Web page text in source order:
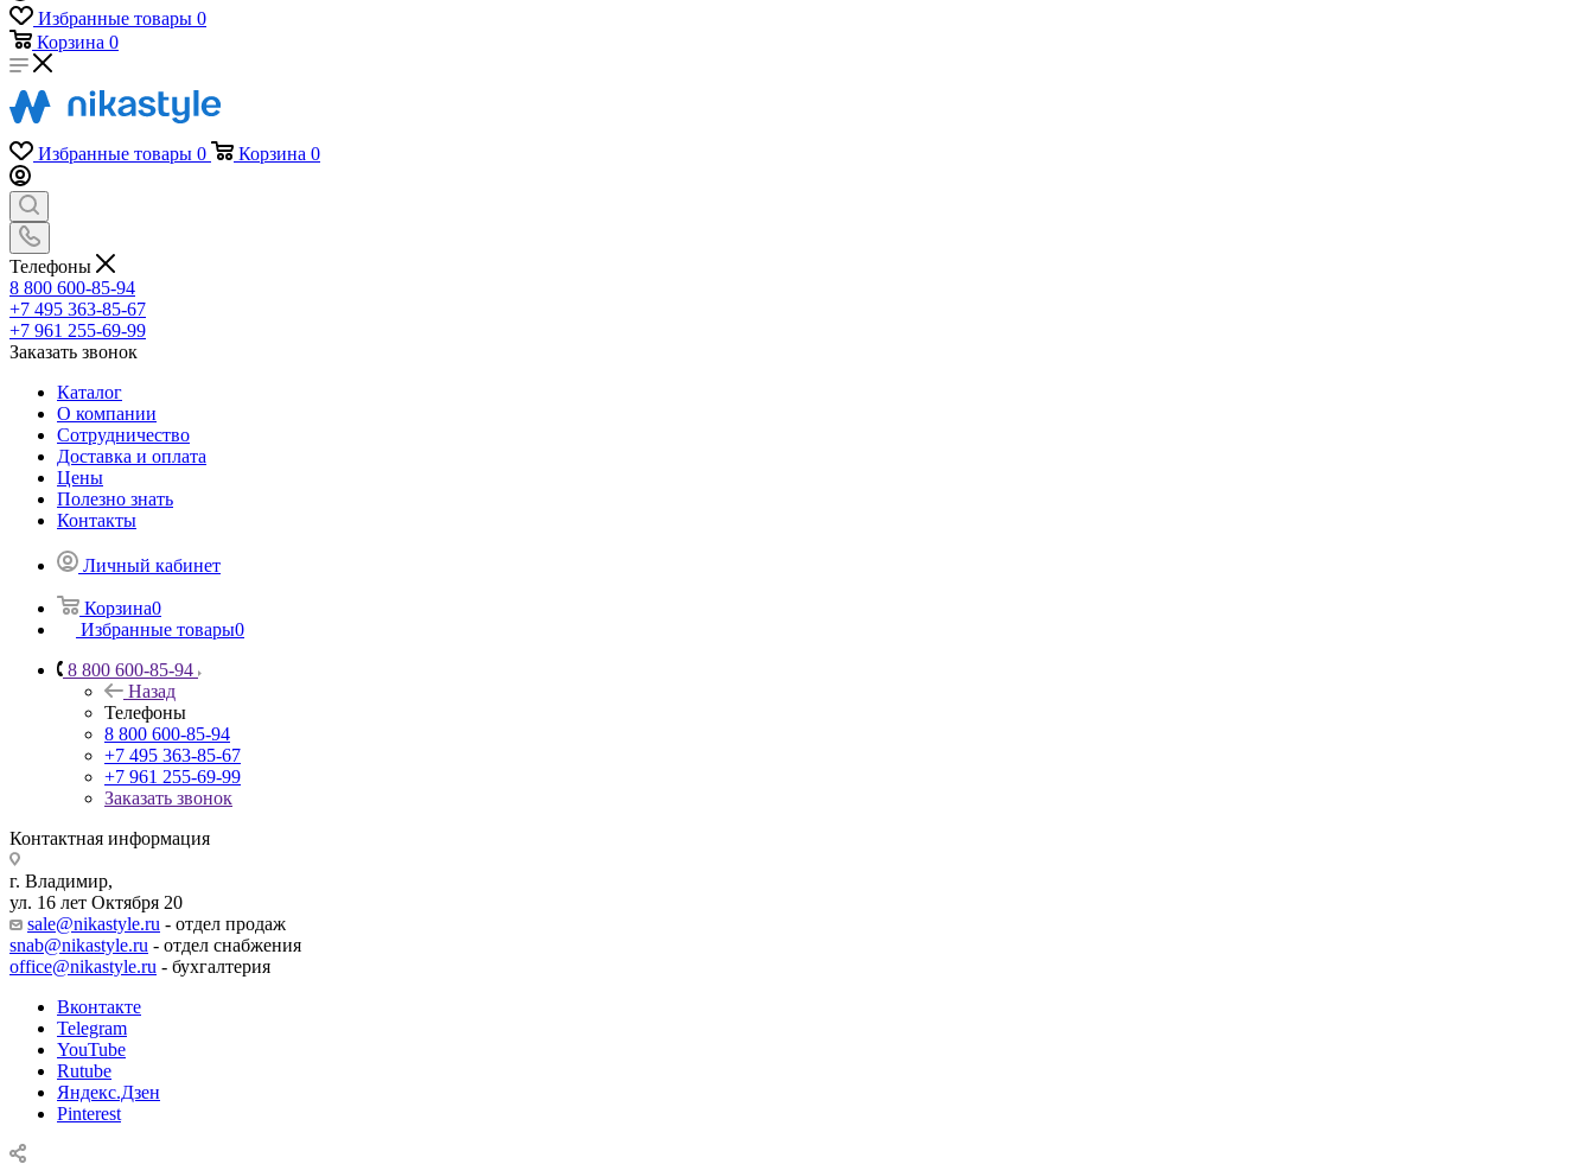
Избранные товары 0
Корзина 0
Избранные товары 0 Корзина 0
Телефоны
8 800 600-85-94
+7 495 363-85-67
+7 961 255-69-99
Заказать звонок
Каталог
О компании
Сотрудничество
Доставка и оплата
Цены
Полезно знать
Контакты
Личный кабинет
Корзина0
Избранные товары0
8 800 600-85-94
Назад
Телефоны
8 800 600-85-94
+7 495 363-85-67
+7 961 255-69-99
Заказать звонок
Контактная информация
г. Владимир,
ул. 16 лет Октября 20
sale@nikastyle.ru - отдел продаж
snab@nikastyle.ru - отдел снабжения
office@nikastyle.ru - бухгалтерия
Вконтакте
Telegram
YouTube
Rutube
Яндекс.Дзен
Pinterest